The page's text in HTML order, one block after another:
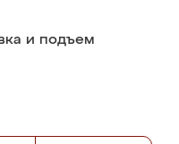
и подъем